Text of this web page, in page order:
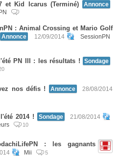
et Kid Icarus (Terminé)
Annonce
: Animal Crossing et Mario Golf
Annonce 12/09/2014 SessionPN
PN III : les résultats !
Sondage
nos défis ! Annonce 28/08/2014
2014 ! Sondage
21/08/2014
10
: les gagnants
Mii 5